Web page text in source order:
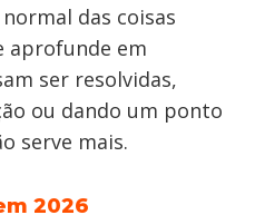
das coisas
aprofunde em
ser resolvidas,
ou dando um ponto
serve mais.
2026